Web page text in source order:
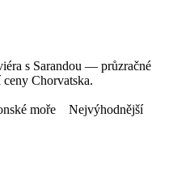
s Sarandou — průzračné
Chorvatska.
moře
Nejvýhodnější